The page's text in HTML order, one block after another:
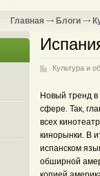
Главная Блоги
Культура и
Новый тренд в
сфере. Так,
всех
кинорынки. В
испанском
обширной